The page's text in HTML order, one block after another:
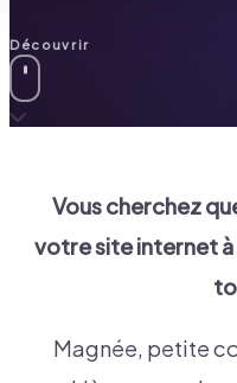
Découvrir
Vous cherchez
votre site internet à
Magnée, petite